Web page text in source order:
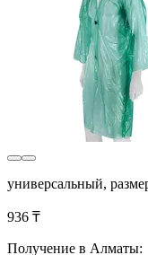
универсальный,
936 ₸
Получение в Алматы: